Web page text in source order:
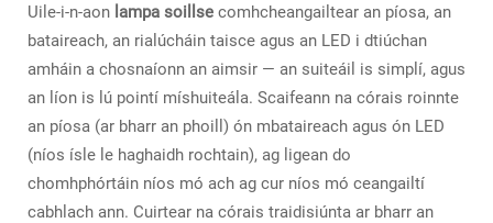
Uile-i-n-aon lampa soillse comhcheangailtear an píosa, an
bataireach, an rialúcháin taisce agus an LED i dtiúchan
amháin a chosnaíonn an aimsir — an suiteáil is simplí, agus
an líon is lú pointí míshuiteála. Scaifeann na córais roinnte
an píosa (ar bharr an phoill) ón mbataireach agus ón LED
(níos ísle le haghaidh rochtain), ag ligean do
chomhphórtáin níos mó ach ag cur níos mó ceangailtí
cabhlach ann. Cuirtear na córais traidisiúnta ar bharr an